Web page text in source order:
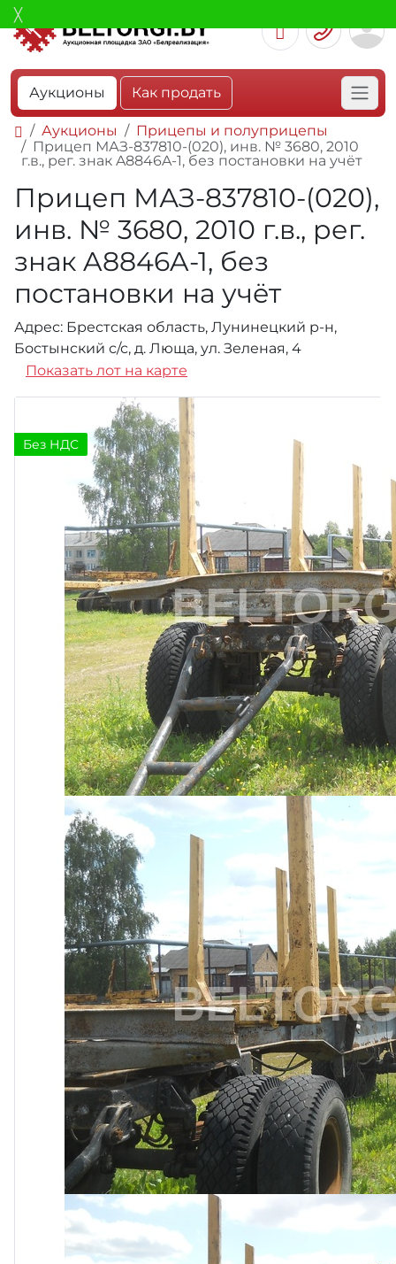
Аукционы Как продать
Аукционы
Прицепы и полуприцепы
Прицеп МАЗ-837810-(020), инв. № 3680, 2010
г.в., рег. знак A8846A-1, без постановки на учёт
Прицеп МАЗ-837810-(020),
инв. № 3680, 2010 г.в., рег.
знак A8846A-1, без
постановки на учёт
Адрес: Брестская область, Лунинецкий р-н,
Бостынский с/с, д. Люща, ул. Зеленая, 4
Показать лот на карте
Без НДС